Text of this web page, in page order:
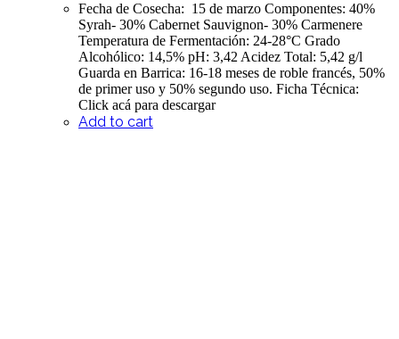
Fecha de Cosecha: 15 de marzo Componentes: 40%
Syrah- 30% Cabernet Sauvignon- 30% Carmenere
Temperatura de Fermentación: 24-28°C Grado
Alcohólico: 14,5% pH: 3,42 Acidez Total: 5,42 g/l
Guarda en Barrica: 16-18 meses de roble francés, 50%
de primer uso y 50% segundo uso. Ficha Técnica:
Click acá para descargar
Add to cart